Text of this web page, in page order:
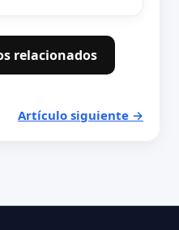
relacionados
Artículo siguiente →